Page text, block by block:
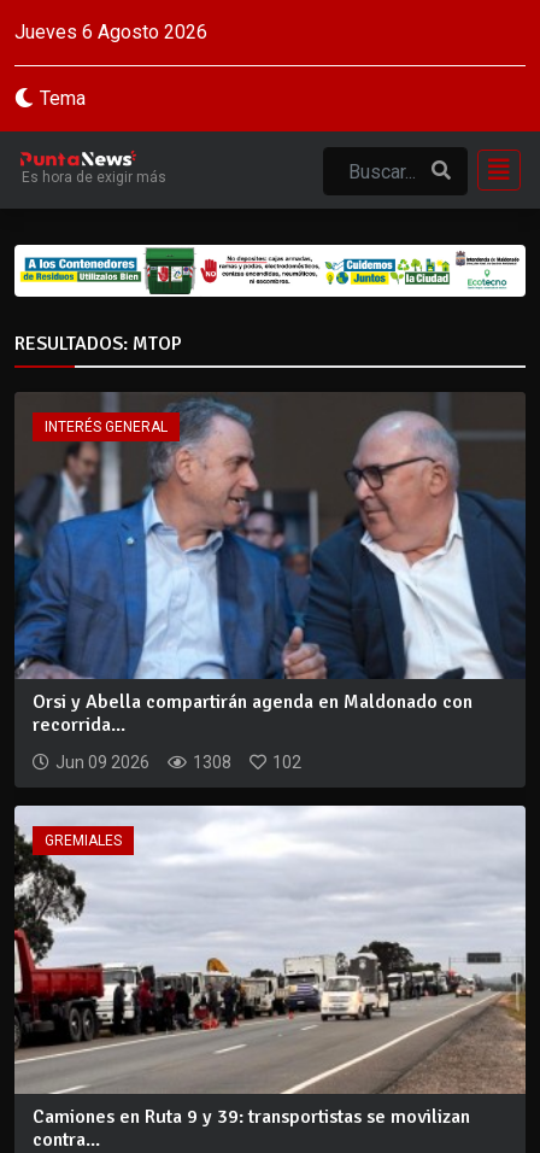
Jueves 6 Agosto 2026
Tema
Es hora de exigir más
RESULTADOS: MTOP
INTERÉS GENERAL
Orsi y Abella compartirán agenda en Maldonado con
recorrida...
Jun 09 2026 1308 102
GREMIALES
Camiones en Ruta 9 y 39: transportistas se movilizan
contra...